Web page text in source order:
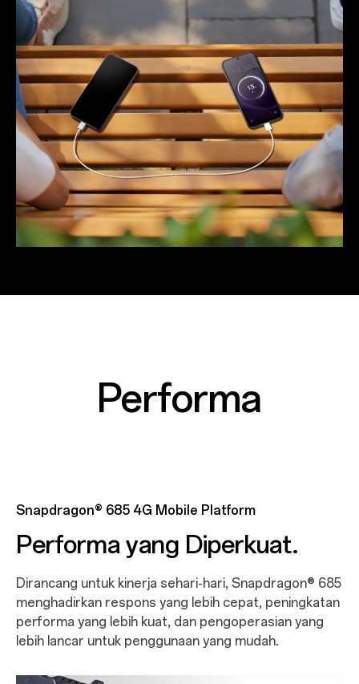
Performa
Snapdragon® 685 4G Mobile Platform
Performa yang Diperkuat.
Dirancang untuk kinerja sehari-hari, Snapdragon® 685
menghadirkan respons yang lebih cepat, peningkatan
performa yang lebih kuat, dan pengoperasian yang
lebih lancar untuk penggunaan yang mudah.